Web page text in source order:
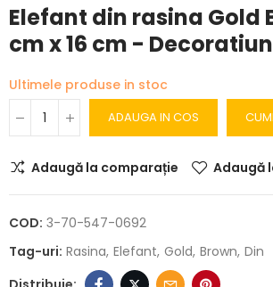
Elefant din rasina Gold
cm x 16 cm -
Ultimele produse in stoc
ADAUGA IN COS
Adaugă la comparație Adaugă
COD: 3-70-547-0692
Tag-uri: Rasina Elefant Gold Brown Din